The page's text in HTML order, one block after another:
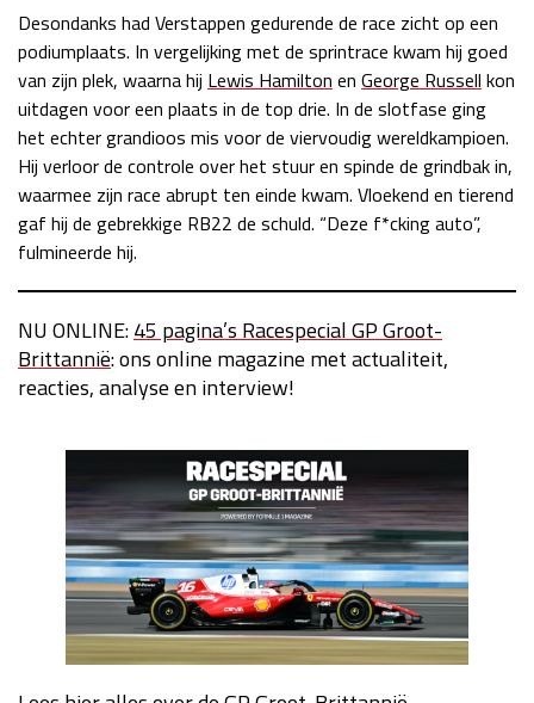
Kwalificatie
za 19:00 - 20:00
Race
zo 17:00 - 19:00
Desondanks had Verstappen gedurende de race zicht op een
podiumplaats. In vergelijking met de sprintrace kwam hij goed
van zijn plek, waarna hij Lewis Hamilton en George Russell kon
uitdagen voor een plaats in de top drie. In de slotfase ging
het echter grandioos mis voor de viervoudig wereldkampioen.
Hij verloor de controle over het stuur en spinde de grindbak in,
waarmee zijn race abrupt ten einde kwam. Vloekend en tierend
gaf hij de gebrekkige RB22 de schuld. “Deze f*cking auto”,
fulmineerde hij.
NU ONLINE:45 pagina’s Racespecial GP Groot-
Brittannië: ons online magazine met actualiteit,
reacties, analyse en interview!